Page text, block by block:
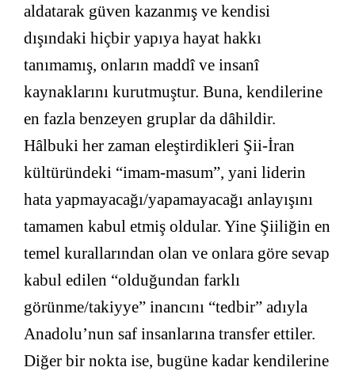
aldatarak güven kazanmış ve kendisi
dışındaki hiçbir yapıya hayat hakkı
tanımamış, onların maddî ve insanî
kaynaklarını kurutmuştur. Buna, kendilerine
en fazla benzeyen gruplar da dâhildir.
Hâlbuki her zaman eleştirdikleri Şii-İran
kültüründeki “imam-masum”, yani liderin
hata yapmayacağı/yapamayacağı anlayışını
tamamen kabul etmiş oldular. Yine Şiiliğin en
temel kurallarından olan ve onlara göre sevap
kabul edilen “olduğundan farklı
görünme/takiyye” inancını “tedbir” adıyla
Anadolu’nun saf insanlarına transfer ettiler.
Diğer bir nokta ise, bugüne kadar kendilerine